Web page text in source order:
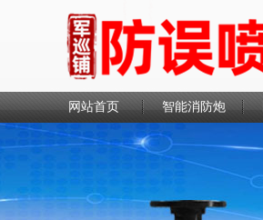
网站首页 智能消防炮
联系我们